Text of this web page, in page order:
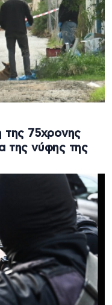
της 75χρονης
της νύφης της